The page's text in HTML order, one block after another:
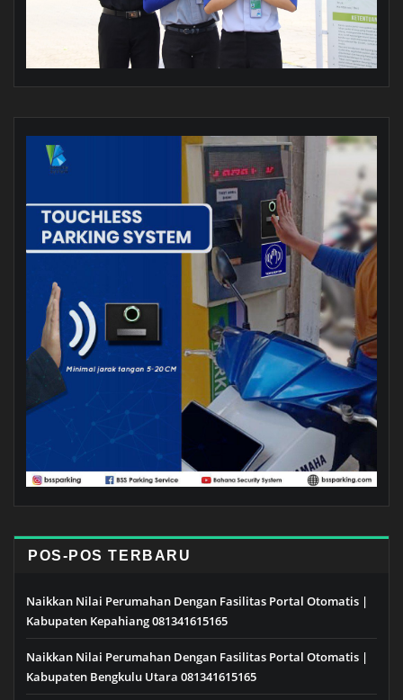
POS-POS TERBARU
Naikkan Nilai Perumahan Dengan Fasilitas Portal Otomatis |
Kabupaten Kepahiang 081341615165
Naikkan Nilai Perumahan Dengan Fasilitas Portal Otomatis |
Kabupaten Bengkulu Utara 081341615165